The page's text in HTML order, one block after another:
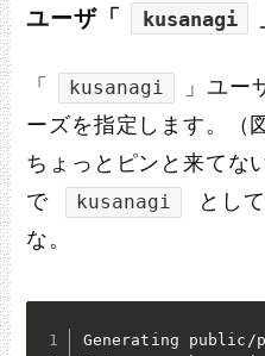
ユーザ「 kusanagi
「 kusanagi
」ユー
ーズを指定します。（
ちょっとピンと来てな
で
kusanagi
とし
な。
Generating